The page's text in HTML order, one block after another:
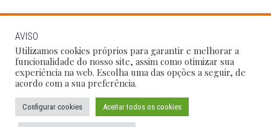
FALE CONOSCO
Siga as nossas redes sociais:
Política de Privacidade Condições de Uso
AVISO
Utilizamos cookies próprios para garantir e melhorar a
funcionalidade do nosso site, assim como otimizar sua
experiência na web. Escolha uma das opções a seguir, de
acordo com a sua preferência.
Configurar cookies Aceitar todos os cookies